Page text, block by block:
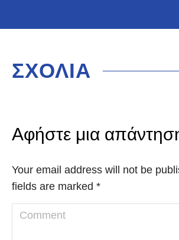
ΣΧΟΛΙΑ
Αφήστε μια
Your email address will not be
fields are marked *
Comment